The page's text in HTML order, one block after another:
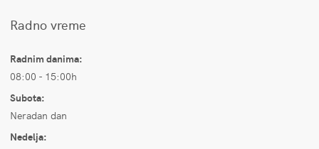
Radno vreme
Radnim danima:
08:00 - 15:00h
Subota:
Neradan dan
Nedelja: